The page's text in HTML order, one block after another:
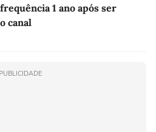
1 ano após ser
canal
PUBLICIDADE